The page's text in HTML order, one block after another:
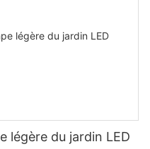
légère du jardin LED